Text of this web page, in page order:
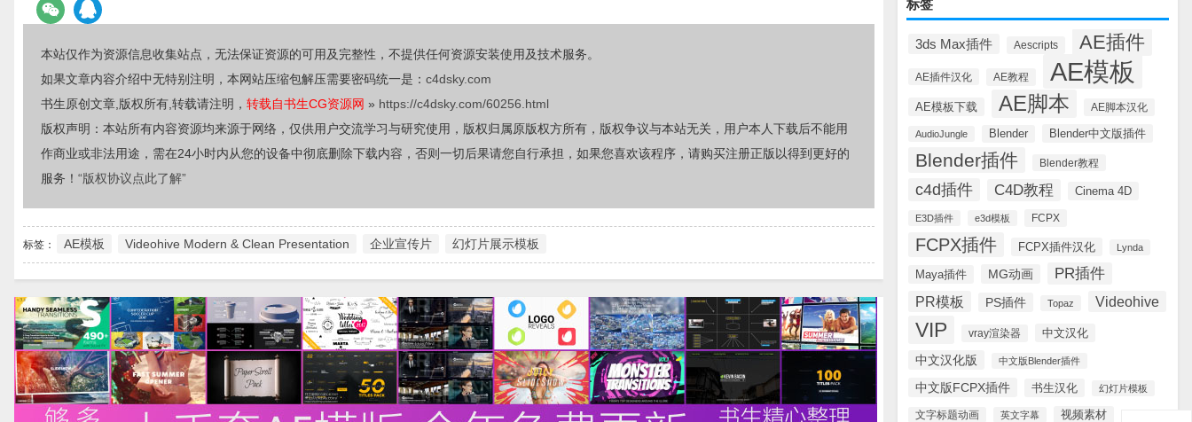
标签
3ds Max插件 Aescripts AE插件
AE插件汉化 AE教程 AE模板
AE模板下载 AE脚本 AE脚本汉化
AudioJungle Blender Blender中文版插件
Blender插件 Blender教程
c4d插件 C4D教程 Cinema 4D
E3D插件 e3d模板 FCPX
FCPX插件 FCPX插件汉化 Lynda
Maya插件 MG动画 PR插件
PR模板 PS插件 Topaz Videohive
VIP vray渲染器 中文汉化
中文汉化版 中文版Blender插件
中文版FCPX插件 书生汉化 幻灯片模板
文字标题动画 英文字幕 视频素材
本站仅作为资源信息收集站点，无法保证资源的可用及完整性，不提供任何资源安装使用及技术服务。
如果文章内容介绍中无特别注明，本网站压缩包解压需要密码统一是： c4dsky.com
书生原创文章,版权所有,转载请注明， 转载自书生CG资源网 » https://c4dsky.com/60256.html
版权声明：本站所有内容资源均来源于网络，仅供用户交流学习与研究使用，版权归属原版权方所有，版权争议与本站无关，用户本人下载后不能用
作商业或非法用途，需在24小时内从您的设备中彻底删除下载内容，否则一切后果请您自行承担，如果您喜欢该程序，请购买注册正版以得到更好的
服务！ “版权协议点此了解”
标签： AE模板 Videohive Modern & Clean Presentation 企业宣传片 幻灯片展示模板